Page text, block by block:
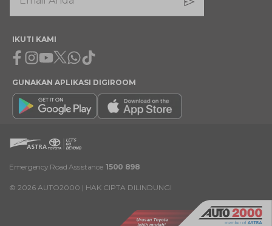
IKUTI KAMI
Facebook
Instagram
Youtube
X Whatsapp
Tiktok
GUNAKAN APLIKASI DIGIROOM
Emergency Road Assistance 1500 898
© 2026 AUTO2000 | HAK CIPTA DILINDUNGI